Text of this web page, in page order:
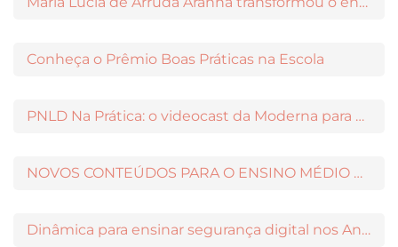
Conheça o Prêmio Boas Práticas na Escola
PNLD Na Prática: o videocast da Moderna para apoiar a escolha das obras aprovadas
NOVOS CONTEÚDOS PARA O ENSINO MÉDIO DISPONÍVEIS NO MODERNAMIGOS
Dinâmica para ensinar segurança digital nos Anos Iniciais